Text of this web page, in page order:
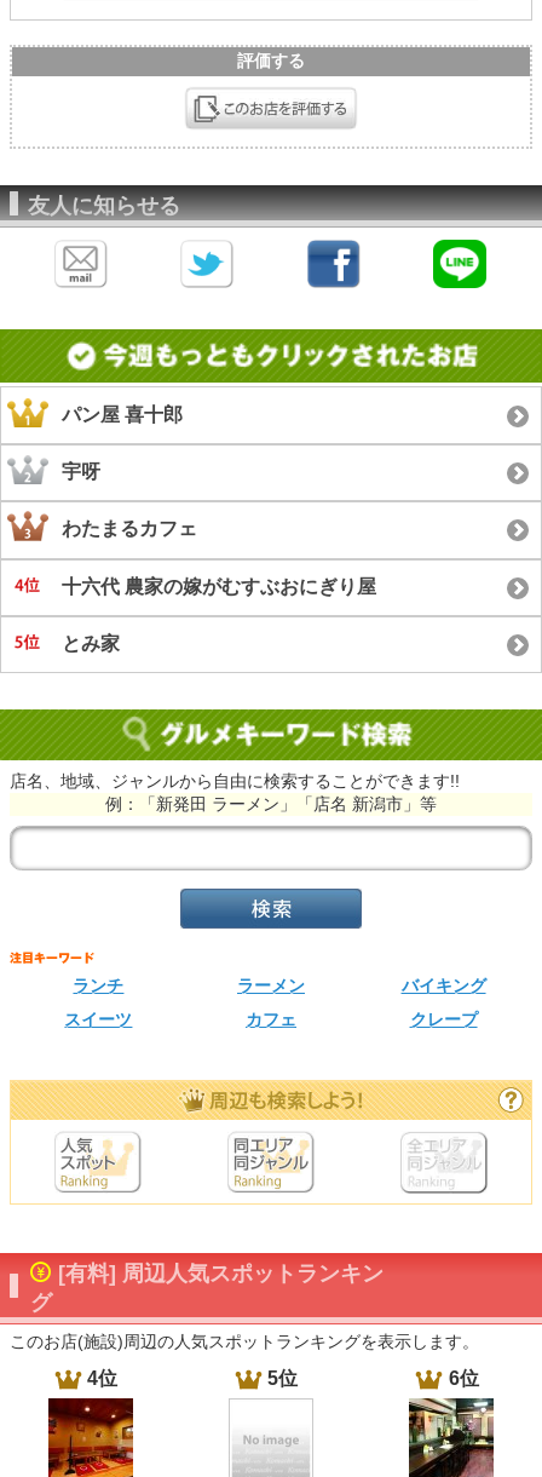
評価する
友人に知らせる
パン屋 喜十郎
宇呀
わたまるカフェ
十六代 農家の嫁がむすぶおにぎり屋
とみ家
店名、地域、ジャンルから自由に検索することができます!!
例：「新発田 ラーメン」「店名 新潟市」等
ランチ ラーメン
バイキング
スイーツ
カフェ クレープ
[有料] 周辺人気スポットランキン
グ
このお店(施設)周辺の人気スポットランキングを表示します。
4位 5位 6位